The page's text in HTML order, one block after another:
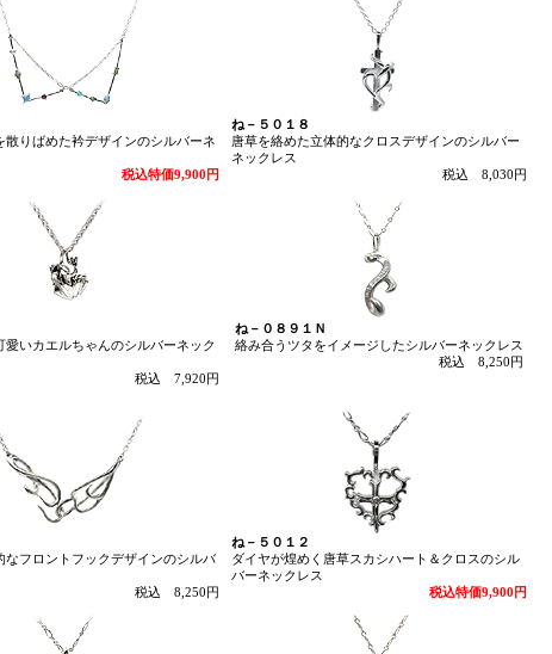
散りばめた衿デザインのシルバーネ
税込特価9,900円
ね－５０１８
唐草を絡めた立体的なクロスデザインのシルバー
ネックレス
税込 8,030円
愛いカエルちゃんのシルバーネック
税込 7,920円
ね－０８９１Ｎ
絡み合うツタをイメージしたシルバーネックレス
税込 8,250円
なフロントフックデザインのシルバ
税込 8,250円
ね－５０１２
ダイヤが煌めく唐草スカシハート＆クロスのシル
バーネックレス
税込特価9,900円